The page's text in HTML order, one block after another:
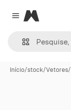
Close menu
Magnific
Início/stock/Vetores/